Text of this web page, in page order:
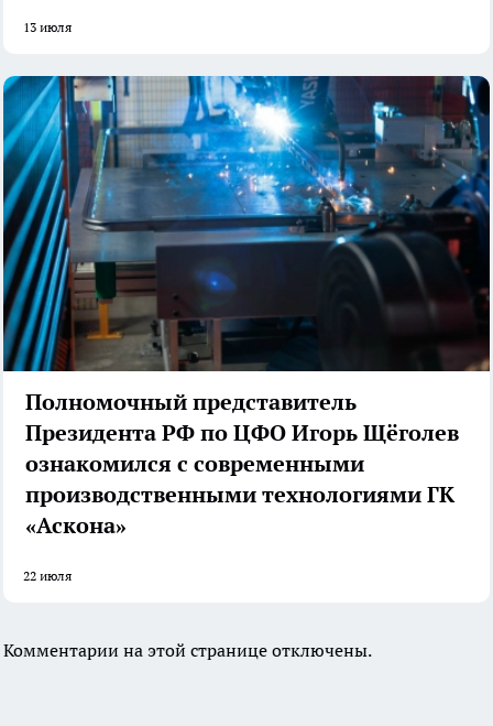
13 июля
Полномочный представитель
Президента РФ по ЦФО Игорь Щёголев
ознакомился с современными
производственными технологиями ГК
«Аскона»
22 июля
Комментарии на этой странице отключены.